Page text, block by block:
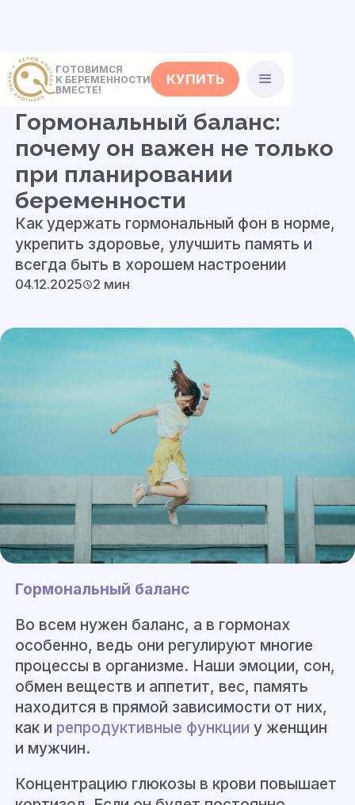
ГОТОВИМСЯ
К БЕРЕМЕННОСТИ
ВМЕСТЕ!
КУПИТЬ
<- Статьи
Гормональный баланс:
почему он важен не только
при планировании
беременности
Как удержать гормональный фон в норме,
укрепить здоровье, улучшить память и
всегда быть в хорошем настроении
04.12.2025 2 мин
Гормональный баланс
Во всем нужен баланс, а в гормонах
особенно, ведь они регулируют многие
процессы в организме. Наши эмоции, сон,
обмен веществ и аппетит, вес, память
находится в прямой зависимости от них,
как и репродуктивные функции у женщин
и мужчин.
Концентрацию глюкозы в крови повышает